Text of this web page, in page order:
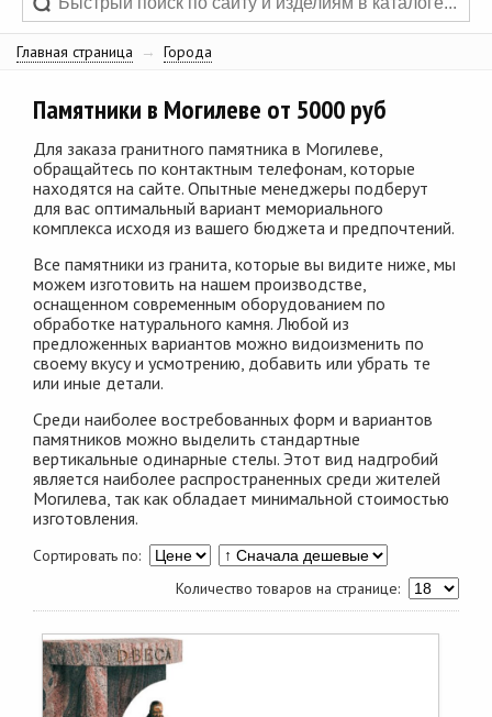
Главная страница → Города
Памятники в Могилеве от 5000 руб
Для заказа гранитного памятника в Могилеве,
обращайтесь по контактным телефонам, которые
находятся на сайте. Опытные менеджеры подберут
для вас оптимальный вариант мемориального
комплекса исходя из вашего бюджета и предпочтений.
Все памятники из гранита, которые вы видите ниже, мы
можем изготовить на нашем производстве,
оснащенном современным оборудованием по
обработке натурального камня. Любой из
предложенных вариантов можно видоизменить по
своему вкусу и усмотрению, добавить или убрать те
или иные детали.
Среди наиболее востребованных форм и вариантов
памятников можно выделить стандартные
вертикальные одинарные стелы. Этот вид надгробий
является наиболее распространенных среди жителей
Могилева, так как обладает минимальной стоимостью
изготовления.
Сортировать по:
Количество товаров на странице: